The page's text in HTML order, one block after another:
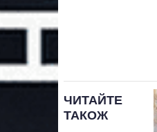
ЧИТАЙТЕ
ТАКОЖ